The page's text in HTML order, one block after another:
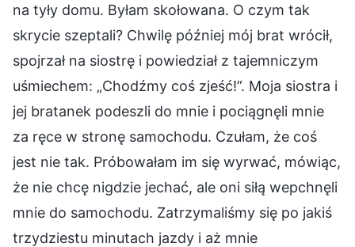
na tyły domu. Byłam skołowana. O czym tak
skrycie szeptali? Chwilę później mój brat wrócił,
spojrzał na siostrę i powiedział z tajemniczym
uśmiechem: „Chodźmy coś zjeść!”. Moja siostra i
jej bratanek podeszli do mnie i pociągnęli mnie
za ręce w stronę samochodu. Czułam, że coś
jest nie tak. Próbowałam im się wyrwać, mówiąc,
że nie chcę nigdzie jechać, ale oni siłą wepchnęli
mnie do samochodu. Zatrzymaliśmy się po jakiś
trzydziestu minutach jazdy i aż mnie